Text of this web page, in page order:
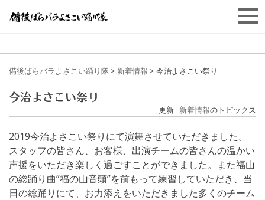
備後ばらバラよさこい踊り隊 > 新着情報 > 今治よさこい祭り
今治よさこい祭り
更新 新着情報のトピックス
2019今治よさこい祭りにて演舞させていただきました。
スタッフの皆さん、お客様、出演チームの皆さんの温かい
声援をいただき楽しく過ごすことができました。また福山
の総踊り曲”福の山音頭”を前もって練習していただき、当
日の総踊りにて、お力添えをいただきました多くのチーム